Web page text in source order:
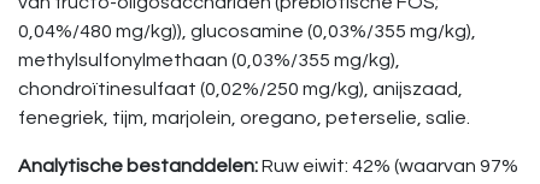
0,04%/480 mg/kg)), glucosamine (0,03%/355 mg/kg),
methylsulfonylmethaan (0,03%/355 mg/kg),
chondroïtinesulfaat (0,02%/250 mg/kg), anijszaad,
fenegriek, tijm, marjolein, oregano, peterselie, salie.
Analytische bestanddelen:Ruw eiwit: 42% (waarvan 97%